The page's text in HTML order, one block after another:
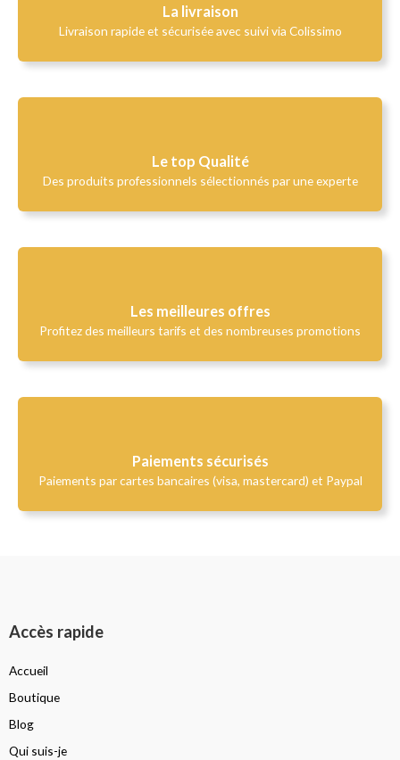
La livraison
Livraison rapide et sécurisée avec suivi via Colissimo
Le top Qualité​
Des produits professionnels sélectionnés par une experte
Les meilleures offres
Profitez des meilleurs tarifs et des nombreuses promotions
Paiements sécurisés
Paiements par cartes bancaires (visa, mastercard) et Paypal
Accès rapide
Accueil
Boutique
Blog
Qui suis-je